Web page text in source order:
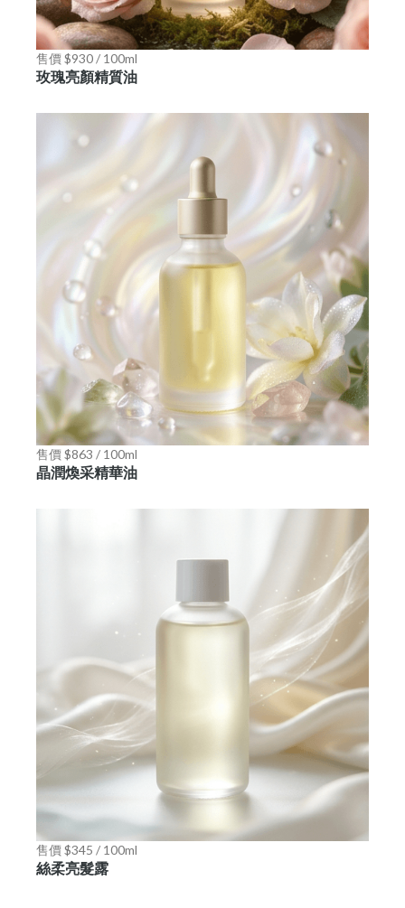
售價 $930 / 100ml
玫瑰亮顏精質油
售價 $863 / 100ml
晶潤煥采精華油
售價 $345 / 100ml
絲柔亮髮露